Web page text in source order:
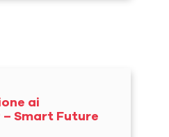
ai
– Smart Future